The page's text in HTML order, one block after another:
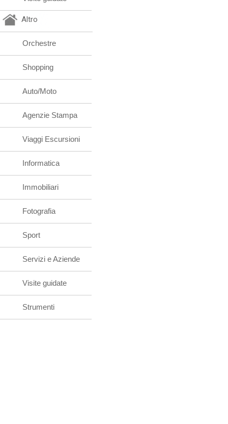
Altro
Orchestre
Shopping
Auto/Moto
Agenzie Stampa
Viaggi Escursioni
Informatica
Immobiliari
Fotografia
Sport
Servizi e Aziende
Visite guidate
Strumenti